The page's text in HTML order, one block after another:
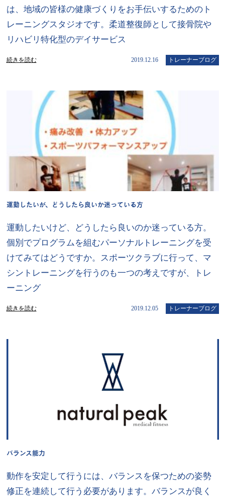
は、地域の皆様の健康づくりをお手伝いするためのト
レーニングスタジオです。柔道整復師として接骨院や
リハビリ特化型のデイサービス
続きを読む 2019.12.16 トレーナーブログ
運動したいが、どうしたら良いか迷っている方
運動したいけど、どうしたら良いのか迷っている方。
個別でプログラムを組むパーソナルトレーニングを受
けてみてはどうですか。スポーツクラブに行って、マ
シントレーニングを行うのも一つの考えですが、トレ
ーニング
続きを読む 2019.12.05 トレーナーブログ
バランス能力
動作を安定して行うには、バランスを保つための姿勢
修正を連続して行う必要があります。バランスが良く